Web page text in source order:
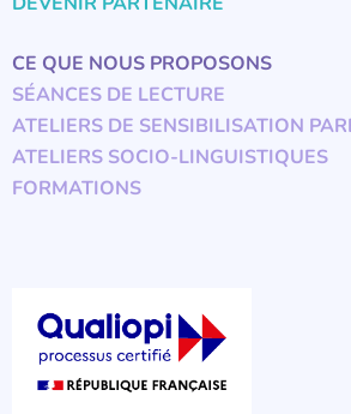
CE QUE NOUS PROPOSONS
SÉANCES DE LECTURE
ATELIERS DE SENSIBILISATION
ATELIERS SOCIO-LINGUISTIQUES
FORMATIONS